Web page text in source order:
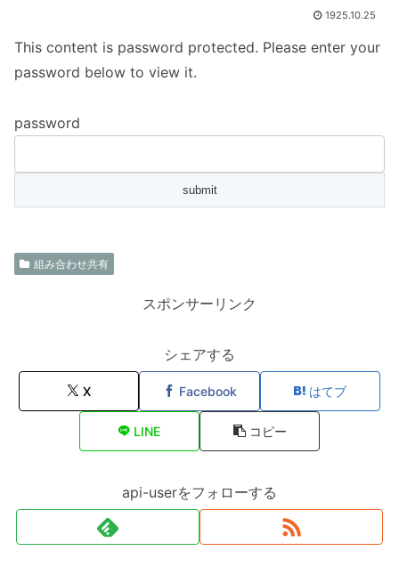
1925.10.25
This content is password protected. Please enter your
password below to view it.
password
組み合わせ共有
スポンサーリンク
シェアする
X Facebook はてブ
LINE コピー
api-userをフォローする